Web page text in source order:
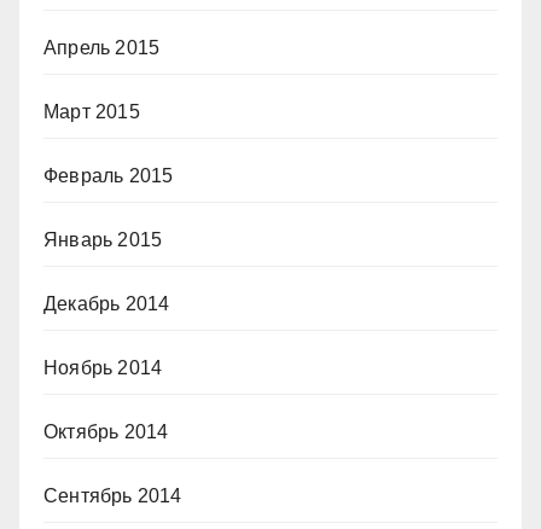
Апрель 2015
Март 2015
Февраль 2015
Январь 2015
Декабрь 2014
Ноябрь 2014
Октябрь 2014
Сентябрь 2014